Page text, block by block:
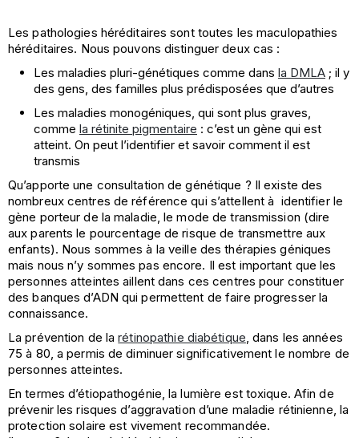
Les pathologies héréditaires sont toutes les maculopathies
héréditaires. Nous pouvons distinguer deux cas :
Les maladies pluri-génétiques comme dans la DMLA ; il y
des gens, des familles plus prédisposées que d’autres
Les maladies monogéniques, qui sont plus graves,
comme la rétinite pigmentaire : c’est un gène qui est
atteint. On peut l’identifier et savoir comment il est
transmis
Qu’apporte une consultation de génétique ? Il existe des
nombreux centres de référence qui s’attellent à identifier le
gène porteur de la maladie, le mode de transmission (dire
aux parents le pourcentage de risque de transmettre aux
enfants). Nous sommes à la veille des thérapies géniques
mais nous n’y sommes pas encore. Il est important que les
personnes atteintes aillent dans ces centres pour constituer
des banques d’ADN qui permettent de faire progresser la
connaissance.
La prévention de larétinopathie diabétique, dans les années
75 à 80, a permis de diminuer significativement le nombre de
personnes atteintes.
En termes d’étiopathogénie, la lumière est toxique. Afin de
prévenir les risques d’aggravation d’une maladie rétinienne, la
protection solaire est vivement recommandée.